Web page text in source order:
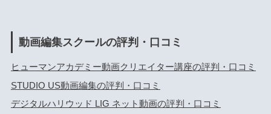
動画編集スクールの評判・口コミ
ヒューマンアカデミー動画クリエイター講座の評判・口コミ
STUDIO US動画編集の評判・口コミ
デジタルハリウッド LIG ネット動画の評判・口コミ